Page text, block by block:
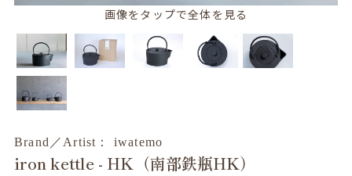
画像をタップで全体を見る
Brand／Artist： iwatemo
iron kettle - HK（南部鉄瓶HK）